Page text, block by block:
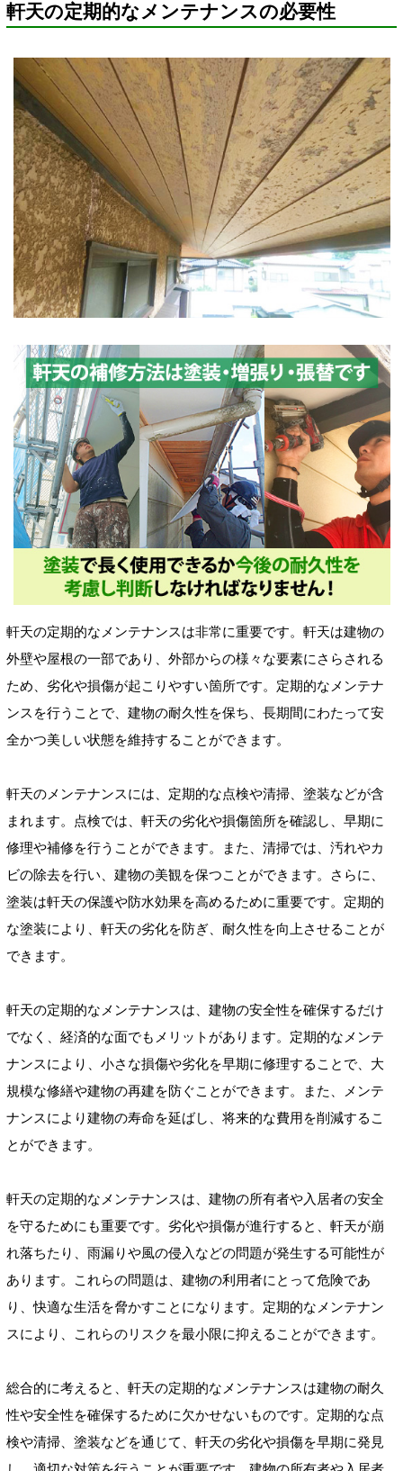
軒天の定期的なメンテナンスの必要性
軒天の定期的なメンテナンスは非常に重要です。軒天は建物の
外壁や屋根の一部であり、外部からの様々な要素にさらされる
ため、劣化や損傷が起こりやすい箇所です。定期的なメンテナ
ンスを行うことで、建物の耐久性を保ち、長期間にわたって安
全かつ美しい状態を維持することができます。
軒天のメンテナンスには、定期的な点検や清掃、塗装などが含
まれます。点検では、軒天の劣化や損傷箇所を確認し、早期に
修理や補修を行うことができます。また、清掃では、汚れやカ
ビの除去を行い、建物の美観を保つことができます。さらに、
塗装は軒天の保護や防水効果を高めるために重要です。定期的
な塗装により、軒天の劣化を防ぎ、耐久性を向上させることが
できます。
軒天の定期的なメンテナンスは、建物の安全性を確保するだけ
でなく、経済的な面でもメリットがあります。定期的なメンテ
ナンスにより、小さな損傷や劣化を早期に修理することで、大
規模な修繕や建物の再建を防ぐことができます。また、メンテ
ナンスにより建物の寿命を延ばし、将来的な費用を削減するこ
とができます。
軒天の定期的なメンテナンスは、建物の所有者や入居者の安全
を守るためにも重要です。劣化や損傷が進行すると、軒天が崩
れ落ちたり、雨漏りや風の侵入などの問題が発生する可能性が
あります。これらの問題は、建物の利用者にとって危険であ
り、快適な生活を脅かすことになります。定期的なメンテナン
スにより、これらのリスクを最小限に抑えることができます。
総合的に考えると、軒天の定期的なメンテナンスは建物の耐久
性や安全性を確保するために欠かせないものです。定期的な点
検や清掃、塗装などを通じて、軒天の劣化や損傷を早期に発見